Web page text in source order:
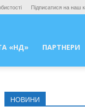
Підписатися на наш
«НД» ПАРТНЕРИ
НОВИНИ